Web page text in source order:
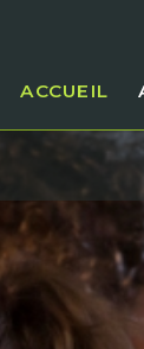
ACCUEIL